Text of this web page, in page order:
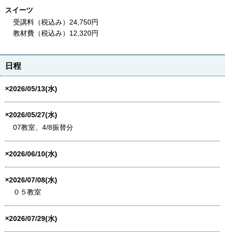
スイーツ
受講料（税込み）24,750円
教材費（税込み）12,320円
日程
×2026/05/13(水)
×2026/05/27(水)
07教室、4/8振替分
×2026/06/10(水)
×2026/07/08(水)
０５教室
×2026/07/29(水)